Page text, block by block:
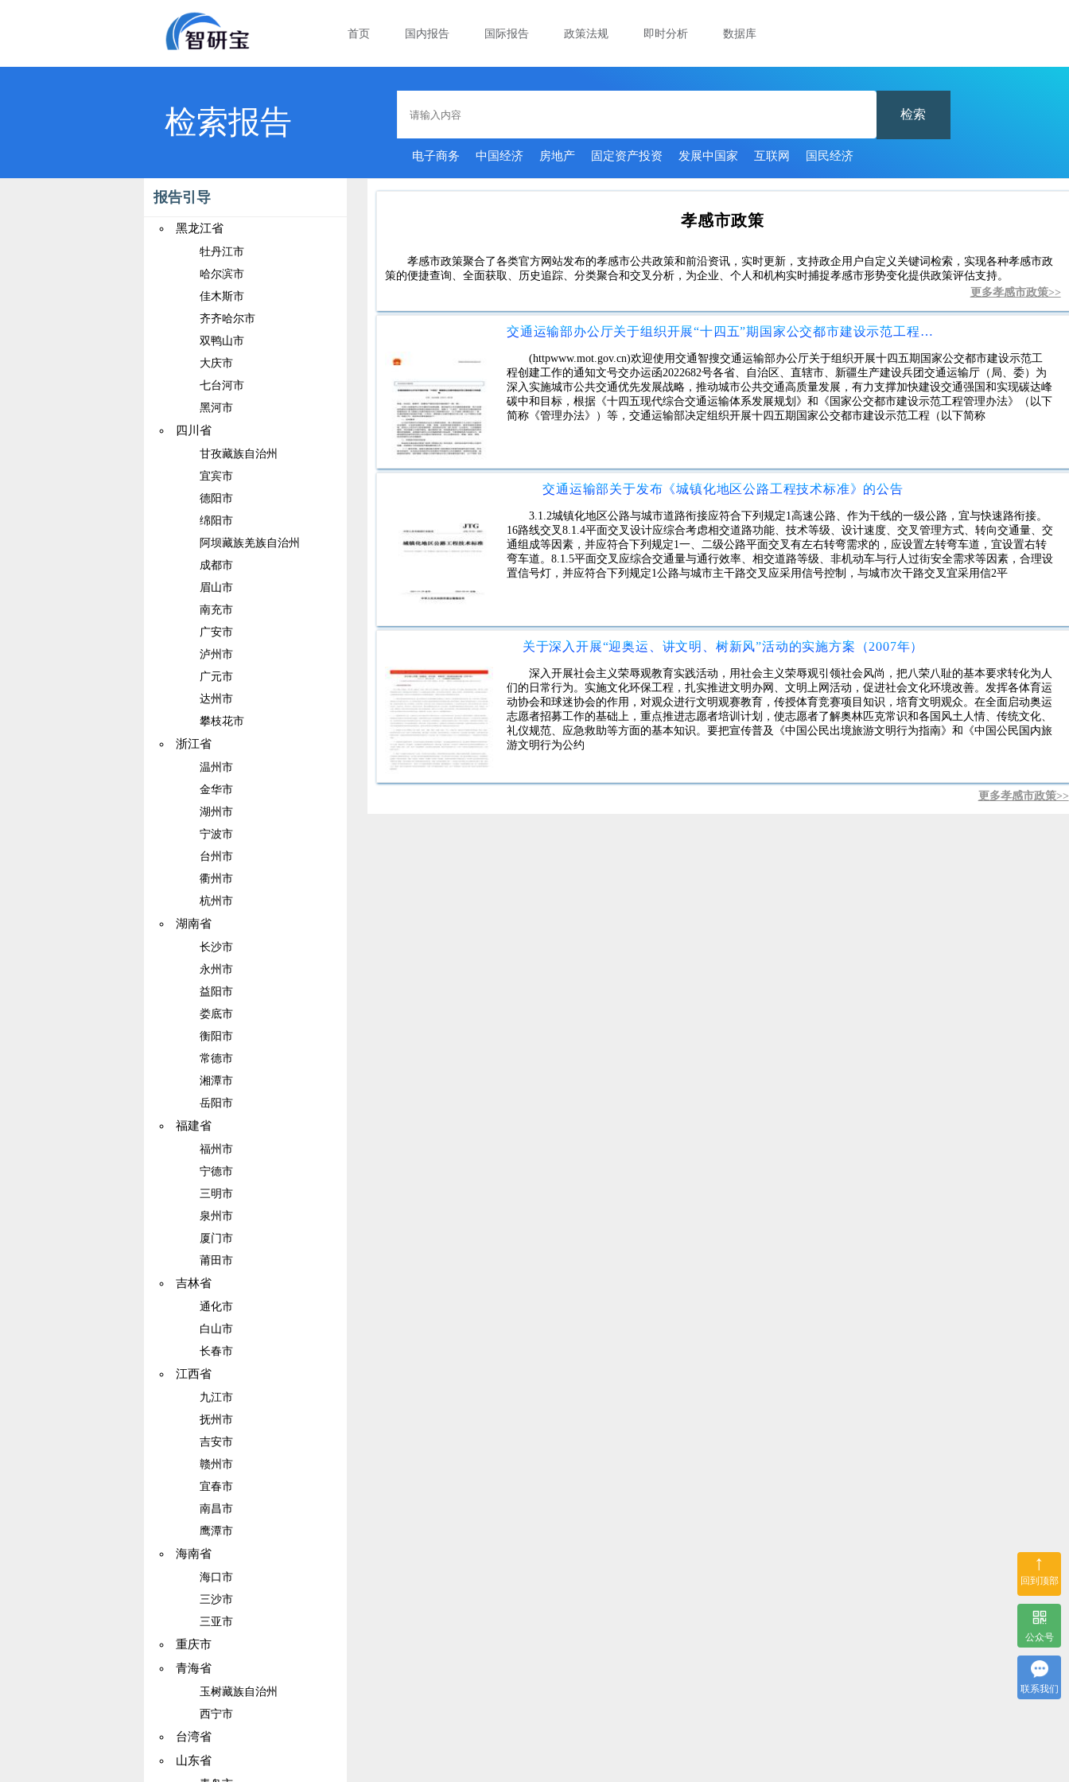
首页 国内报告 国际报告 政策法规 即时分析 数据库
检索报告 检索
电子商务 中国经济 房地产 固定资产投资 发展中国家 互联网 国民经济
报告引导
黑龙江省
牡丹江市
哈尔滨市
佳木斯市
齐齐哈尔市
双鸭山市
大庆市
七台河市
黑河市
四川省
甘孜藏族自治州
宜宾市
德阳市
绵阳市
阿坝藏族羌族自治州
成都市
眉山市
南充市
广安市
泸州市
广元市
达州市
攀枝花市
浙江省
温州市
金华市
湖州市
宁波市
台州市
衢州市
杭州市
湖南省
长沙市
永州市
益阳市
娄底市
衡阳市
常德市
湘潭市
岳阳市
福建省
福州市
宁德市
三明市
泉州市
厦门市
莆田市
吉林省
通化市
白山市
长春市
江西省
九江市
抚州市
吉安市
赣州市
宜春市
南昌市
鹰潭市
海南省
海口市
三沙市
三亚市
重庆市
青海省
玉树藏族自治州
西宁市
台湾省
山东省
孝感市政策
孝感市政策聚合了各类官方网站发布的孝感市公共政策和前沿资讯，实时更新，支持政企用户自定义关键词检索，实现各种孝感市政
策的便捷查询、全面获取、历史追踪、分类聚合和交叉分析，为企业、个人和机构实时捕捉孝感市形势变化提供政策评估支持。
更多孝感市政策>>
交通运输部办公厅关于组织开展“十四五”期国家公交都市建设示范工程创建工作的通知
(httpwww.mot.gov.cn)欢迎使用交通智搜交通运输部办公厅关于组织开展十四五期国家公交都市建设示范工
程创建工作的通知文号交办运函2022682号各省、自治区、直辖市、新疆生产建设兵团交通运输厅（局、委）为
深入实施城市公共交通优先发展战略，推动城市公共交通高质量发展，有力支撑加快建设交通强国和实现碳达峰
碳中和目标，根据《十四五现代综合交通运输体系发展规划》和《国家公交都市建设示范工程管理办法》（以下
简称《管理办法》）等，交通运输部决定组织开展十四五期国家公交都市建设示范工程（以下简称
交通运输部关于发布《城镇化地区公路工程技术标准》的公告
3.1.2城镇化地区公路与城市道路衔接应符合下列规定1高速公路、作为干线的一级公路，宜与快速路衔接。
16路线交叉8.1.4平面交叉设计应综合考虑相交道路功能、技术等级、设计速度、交叉管理方式、转向交通量、交
通组成等因素，并应符合下列规定1一、二级公路平面交叉有左右转弯需求的，应设置左转弯车道，宜设置右转
弯车道。8.1.5平面交叉应综合交通量与通行效率、相交道路等级、非机动车与行人过街安全需求等因素，合理设
置信号灯，并应符合下列规定1公路与城市主干路交叉应采用信号控制，与城市次干路交叉宜采用信2平
关于深入开展“迎奥运、讲文明、树新风”活动的实施方案（2007年）
深入开展社会主义荣辱观教育实践活动，用社会主义荣辱观引领社会风尚，把八荣八耻的基本要求转化为人
们的日常行为。实施文化环保工程，扎实推进文明办网、文明上网活动，促进社会文化环境改善。发挥各体育运
动协会和球迷协会的作用，对观众进行文明观赛教育，传授体育竞赛项目知识，培育文明观众。在全面启动奥运
志愿者招募工作的基础上，重点推进志愿者培训计划，使志愿者了解奥林匹克常识和各国风土人情、传统文化、
礼仪规范、应急救助等方面的基本知识。要把宣传普及《中国公民出境旅游文明行为指南》和《中国公民国内旅
游文明行为公约
更多孝感市政策>>
↑
回到顶部
公众号
联系我们